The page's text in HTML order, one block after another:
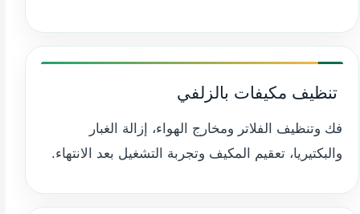
️ تنظيف مكيفات بالزلفي
فك وتنظيف الفلاتر ومخارج الهواء، إزالة الغبار
والبكتيريا، تعقيم المكيف وتجربة التشغيل بعد الانتهاء.